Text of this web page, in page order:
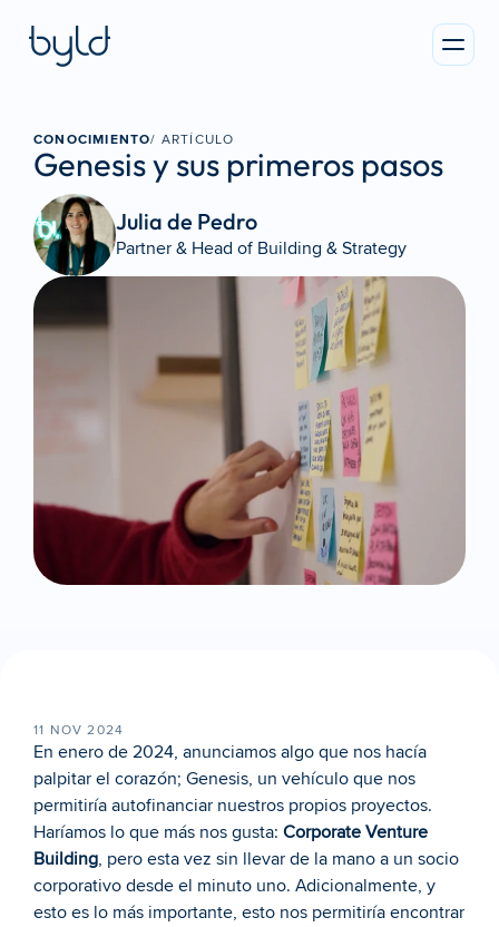
CONOCIMIENTO/ ARTÍCULO
Genesis y sus primeros pasos
Julia de Pedro
Partner & Head of Building & Strategy
11 NOV 2024
En enero de 2024, anunciamos algo que nos hacía
palpitar el corazón; Genesis, un vehículo que nos
permitiría autofinanciar nuestros propios proyectos.
Haríamos lo que más nos gusta: Corporate Venture
Building, pero esta vez sin llevar de la mano a un socio
corporativo desde el minuto uno. Adicionalmente, y
esto es lo más importante, esto nos permitiría encontrar